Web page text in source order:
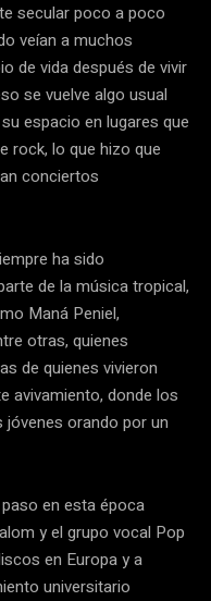
secular poco a poco
veían a muchos
de vida después de vivir
se vuelve algo usual
espacio en lugares que
rock, lo que hizo que
conciertos
ha sido
de la música tropical,
Maná Peniel,
otras, quienes
de quienes vivieron
avivamiento, donde los
orando por un
en esta época
y el grupo vocal Pop
en Europa y a
universitario